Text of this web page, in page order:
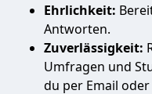
Ehrlichkeit:
Antworten.
Zuverlässigkeit:
Umfragen und
du per Email